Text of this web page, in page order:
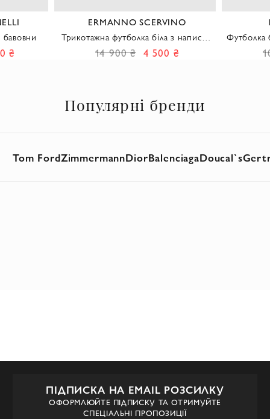
₴
ERMANNO SCERVINO
Трикотажна футболка біла з написом
Glow та блискітками
14 900 ₴ 4 500 ₴
Футболка
великим
Популярні бренди
Tom FordZimmermannDiorBalenciagaDoucal`s
ПІДПИСКА НА EMAIL РОЗСИЛКУ
ОФОРМЛЮЙТЕ ПІДПИСКУ ТА ОТРИМУЙТЕ
СПЕЦІАЛЬНІ ПРОПОЗИЦІЇ